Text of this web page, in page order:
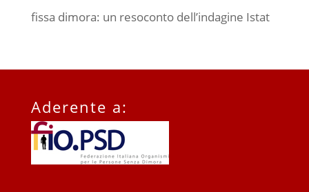
fissa dimora: un resoconto dell’indagine Istat
Aderente a: